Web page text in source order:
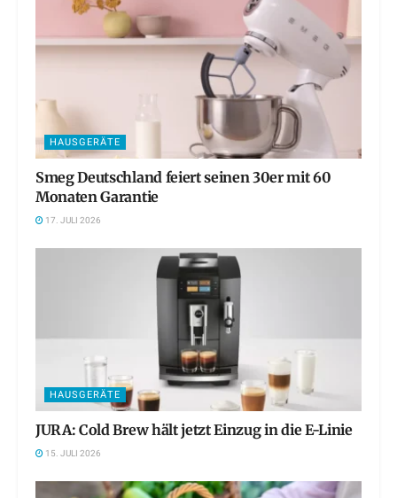
HAUSGERÄTE
Smeg Deutschland feiert seinen 30er mit 60
Monaten Garantie
17. JULI 2026
HAUSGERÄTE
JURA: Cold Brew hält jetzt Einzug in die E-Linie
15. JULI 2026